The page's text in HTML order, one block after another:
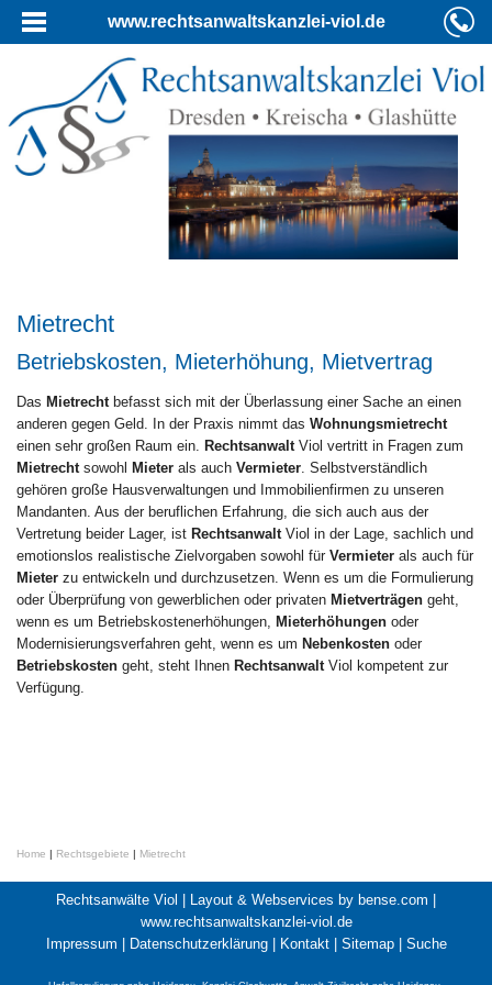
www.rechtsanwaltskanzlei-viol.de
Mietrecht
Betriebskosten, Mieterhöhung, Mietvertrag
Das Mietrecht befasst sich mit der Überlassung einer Sache an einen
anderen gegen Geld. In der Praxis nimmt das Wohnungsmietrecht
einen sehr großen Raum ein. Rechtsanwalt Viol vertritt in Fragen zum
Mietrecht sowohl Mieter als auch Vermieter . Selbstverständlich
gehören große Hausverwaltungen und Immobilienfirmen zu unseren
Mandanten. Aus der beruflichen Erfahrung, die sich auch aus der
Vertretung beider Lager, ist Rechtsanwalt Viol in der Lage, sachlich und
emotionslos realistische Zielvorgaben sowohl für Vermieter als auch für
Mieter zu entwickeln und durchzusetzen. Wenn es um die Formulierung
oder Überprüfung von gewerblichen oder privaten Mietverträgen geht,
wenn es um Betriebskostenerhöhungen, Mieterhöhungen oder
Modernisierungsverfahren geht, wenn es um Nebenkosten oder
Betriebskosten geht, steht Ihnen Rechtsanwalt Viol kompetent zur
Verfügung.
Home | Rechtsgebiete | Mietrecht
Rechtsanwälte Viol | Layout & Webservices by bense.com |
www.rechtsanwaltskanzlei-viol.de
Impressum | Datenschutzerklärung| Kontakt| Sitemap| Suche